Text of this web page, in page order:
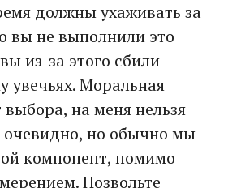
должны ухаживать за
вы не выполнили это
из-за этого сбили
увечьях. Моральная
выбора, на меня нельзя
очевидно, но обычно мы
компонент, помимо
Позвольте